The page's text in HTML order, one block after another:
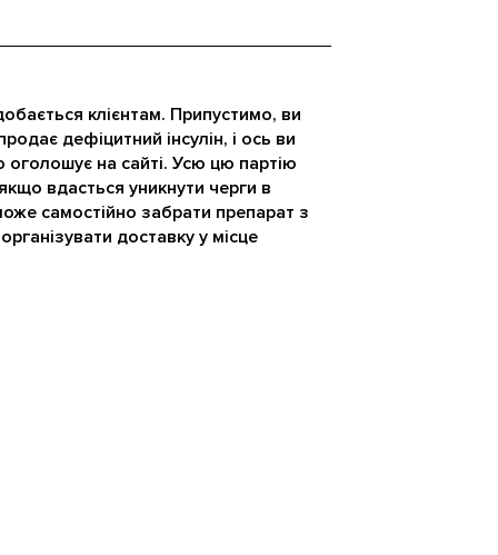
клієнтам. Припустимо, ви
дефіцитний інсулін, і ось ви
на сайті. Усю цю партію
вдасться уникнути черги в
самостійно забрати препарат з
доставку у місце